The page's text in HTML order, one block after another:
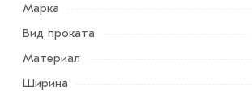
Марка
Вид проката
Материал
Ширина